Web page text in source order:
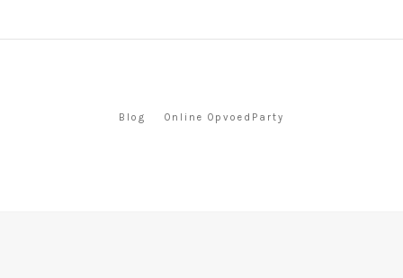
Blog Online OpvoedParty